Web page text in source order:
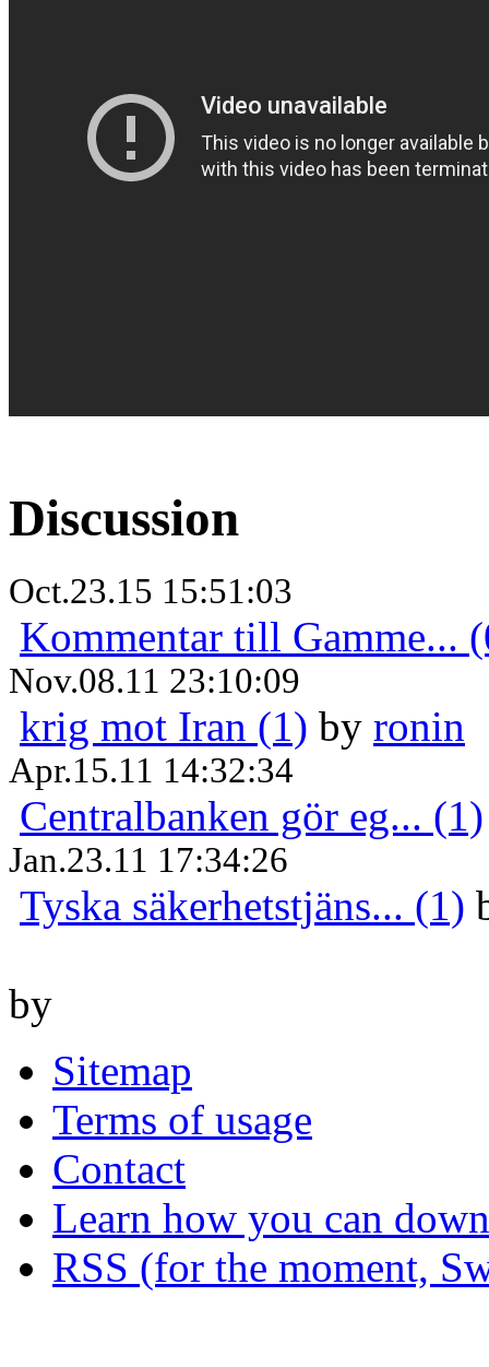
Discussion
Oct.23.15 15:51:03
Kommentar till Gamme...
Nov.08.11 23:10:09
krig mot Iran (1) by ronin
Apr.15.11 14:32:34
Centralbanken gör eg... (1)
Jan.23.11 17:34:26
Tyska säkerhetstjäns... (1)
by
Sitemap
Terms of usage
Contact
Learn how you can
RSS (for the moment,